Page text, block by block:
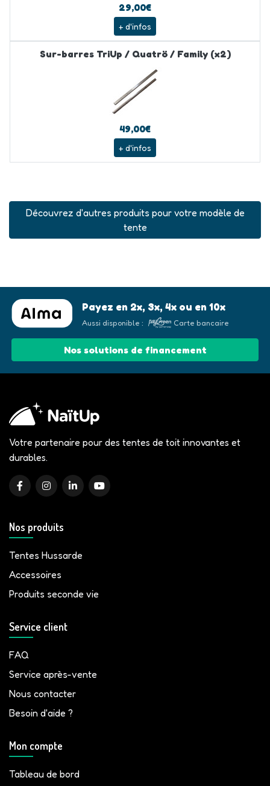
29,00€
+ d'infos
Sur-barres TriUp / Quatrö / Family (x2)
49,00€
+ d'infos
Découvrez d'autres produits pour votre modèle de
tente
Payez en 2x, 3x, 4x ou en 10x
Aussi disponible : Carte bancaire
Nos solutions de financement
Votre partenaire pour des tentes de toit innovantes et
durables.
Nos produits
Tentes Hussarde
Accessoires
Produits seconde vie
Service client
FAQ
Service après-vente
Nous contacter
Besoin d'aide ?
Mon compte
Tableau de bord